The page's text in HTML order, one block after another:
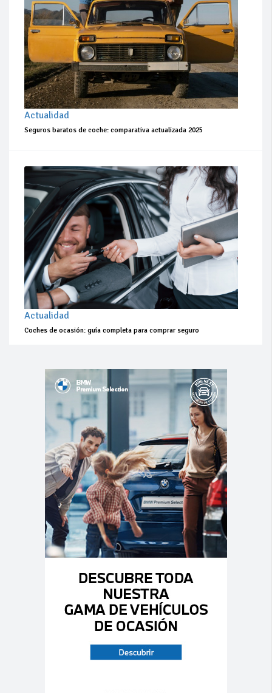
Actualidad
Seguros baratos de coche: comparativa actualizada 2025
Actualidad
Coches de ocasión: guía completa para comprar seguro